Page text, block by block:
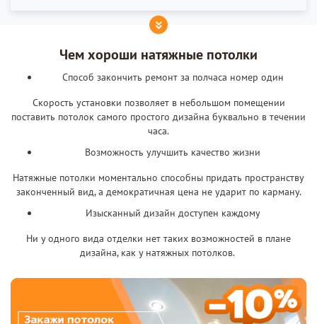
Чем хороши натяжные потолки
Способ закончить ремонт за полчаса номер один
Скорость установки позволяет в небольшом помещении
поставить потолок самого простого дизайна буквально в течении
часа.
Возможность улучшить качество жизни
Натяжные потолки моментально способны придать пространству
законченный вид, а демократичная цена не ударит по карману.
Изысканный дизайн доступен каждому
Ни у одного вида отделки нет таких возможностей в плане
дизайна, как у натяжных потолков.